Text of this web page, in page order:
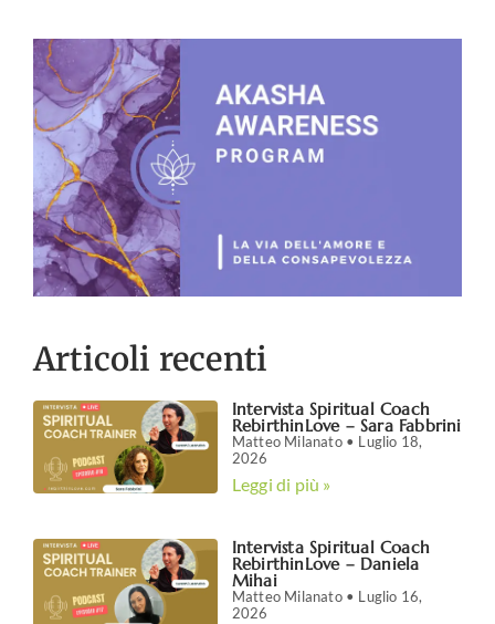
Articoli recenti
Intervista Spiritual Coach
RebirthinLove – Sara Fabbrini
Matteo Milanato
Luglio 18,
2026
Leggi di più »
Intervista Spiritual Coach
RebirthinLove – Daniela
Mihai
Matteo Milanato
Luglio 16,
2026